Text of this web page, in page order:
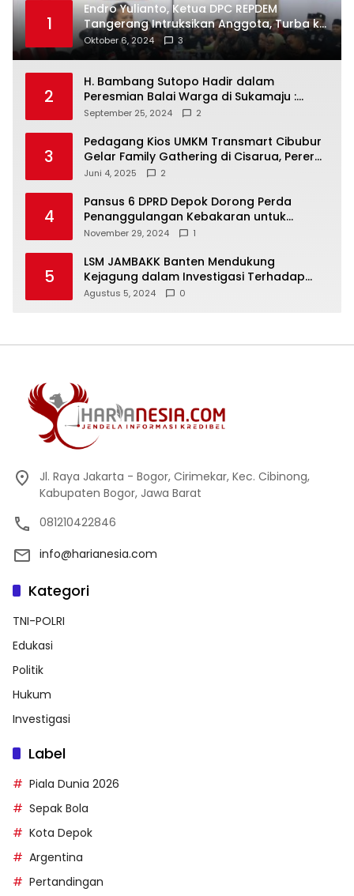
1
Endro Yulianto, Ketua DPC REPDEM
Tangerang Intruksikan Anggota, Turba ke
Masyarakat Dan Jalani Apa Yang di
Putuskan RAKERCABSUS
Oktober 6, 2024 3
2
H. Bambang Sutopo Hadir dalam
Peresmian Balai Warga di Sukamaju :
Wadah Baru untuk Kolaborasi dan
September 25, 2024 2
3
Pedagang Kios UMKM Transmart Cibubur
Gelar Family Gathering di Cisarua, Pererat
Silaturahmi dan Kekompakan
Juni 4, 2025 2
4
Pansus 6 DPRD Depok Dorong Perda
Penanggulangan Kebakaran untuk
Keselamatan Warga
November 29, 2024 1
5
LSM JAMBAKK Banten Mendukung
Kejagung dalam Investigasi Terhadap
Walikota Bandar Lampung
Agustus 5, 2024 0
Jl. Raya Jakarta - Bogor, Cirimekar, Kec. Cibinong,
Kabupaten Bogor, Jawa Barat
081210422846
info@harianesia.com
Kategori
TNI-POLRI
Edukasi
Politik
Hukum
Investigasi
Label
Piala Dunia 2026
Sepak Bola
Kota Depok
Argentina
Pertandingan